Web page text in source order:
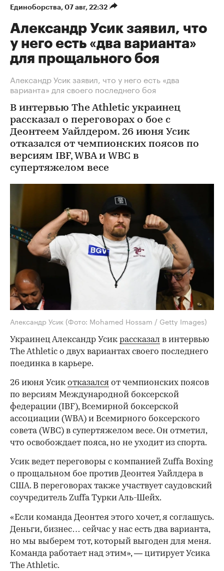
Единоборства⁠, 07 авг, 22:32
Александр Усик заявил, что
у него есть «два варианта»
для прощального боя
Александр Усик заявил, что у него есть «два
варианта» для своего последнего боя
В интервью The Athletic украинец
рассказал о переговорах о бое с
Деонтеем Уайлдером. 26 июня Усик
отказался от чемпионских поясов по
версиям IBF, WBA и WBC в
супертяжелом весе
Александр Усик (Фото: Mohamed Hossam / Getty Images)
Украинец Александр Усик рассказал в интервью
The Athletic о двух вариантах своего последнего
поединка в карьере.
26 июня Усик отказался от чемпионских поясов
по версиям Международной боксерской
федерации (IBF), Всемирной боксерской
ассоциации (WBA) и Всемирного боксерского
совета (WBC) в супертяжелом весе. Он отметил,
что освобождает пояса, но не уходит из спорта.
Усик ведет переговоры с компанией Zuffa Boxing
о прощальном бое против Деонтея Уайлдера в
США. В переговорах также участвует саудовский
соучредитель Zuffa Турки Аль-Шейх.
«Если команда Деонтея этого хочет, я соглашусь.
Деньги, бизнес… сейчас у нас есть два варианта,
но мы выберем тот, который выгоден для меня.
Команда работает над этим», — цитирует Усика
The Athletic.